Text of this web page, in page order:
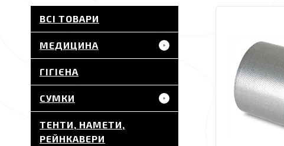
ВСІ ТОВАРИ
МЕДИЦИНА
ГІГІЄНА
СУМКИ
ТЕНТИ, НАМЕТИ,
РЕЙНКАВЕРИ